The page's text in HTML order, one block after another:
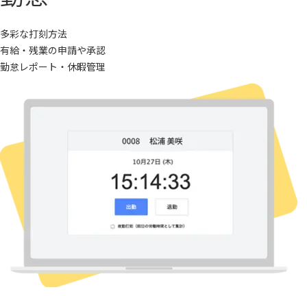
多彩な打刻方法
有給・残業の申請や承認
勤怠レポート・休暇管理